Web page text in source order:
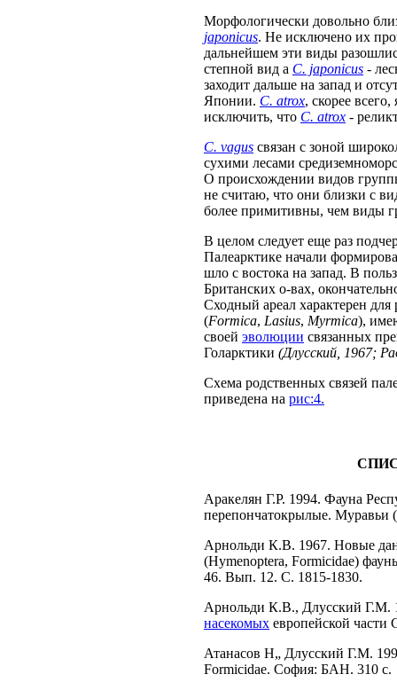
Морфологически довольно
japonicus. Не исключено их
дальнейшем эти виды
степной вид а C. japonicus -
заходит дальше на запад и
Японии. C. atrox, скорее
исключить, что C. atrox -
C. vagus связан с зоной
сухими лесами
О происхождении видов
не считаю, что они близки с
более примитивны, чем виды
В целом следует еще раз
Палеарктике начали
шло с востока на запад. В
Британских о-вах,
Сходный ареал характерен для
(Formica, Lasius, Myrmica),
своей эволюции связанных
Голарктики (Длусский, 1967;
Схема родственных связей
приведена на рис:4.
Аракелян Г.Р. 1994. Фауна
перепончатокрылые. Муравьи
Арнольди К.В. 1967. Новые
(Hymenoptera, Formicidae)
46. Вып. 12. C. 1815-1830.
Арнольди К.В., Длусский Г.М.
насекомых европейской
Атанасов Н„ Длусский Г.М.
Formicidae. София: БАН. 310 с.